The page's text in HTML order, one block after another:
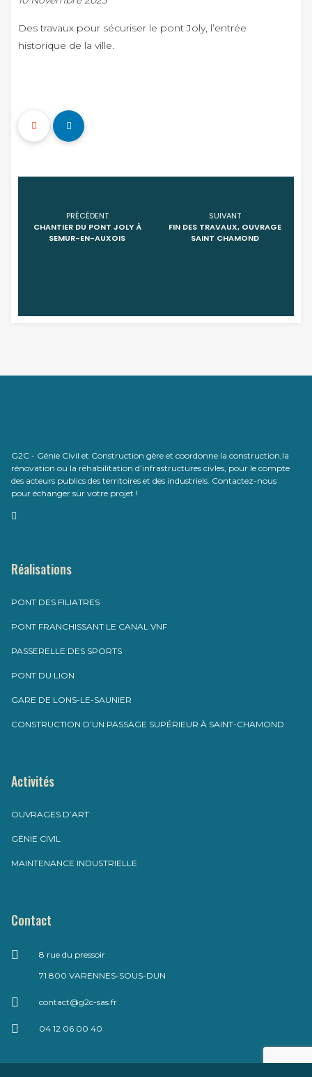
Des travaux pour sécuriser le pont Joly, l’entrée
historique de la ville.
PRÉCÉDENT
CHANTIER DU PONT JOLY À
SEMUR-EN-AUXOIS
SUIVANT
FIN DES TRAVAUX, OUVRAGE
SAINT CHAMOND
G2C - Génie Civil et Construction gère et coordonne la construction,la
rénovation ou la réhabilitation d’infrastructures civles, pour le compte
des acteurs publics des territoires et des industriels. Contactez-nous
pour échanger sur votre projet !
Réalisations
PONT DES FILIATRES
PONT FRANCHISSANT LE CANAL VNF
PASSERELLE DES SPORTS
PONT DU LION
GARE DE LONS-LE-SAUNIER
CONSTRUCTION D’UN PASSAGE SUPÉRIEUR À SAINT-CHAMOND
Activités
OUVRAGES D’ART
GÉNIE CIVIL
MAINTENANCE INDUSTRIELLE
Contact
8 rue du pressoir
71 800 VARENNES-SOUS-DUN
contact@g2c-sas.fr
04 12 06 00 40